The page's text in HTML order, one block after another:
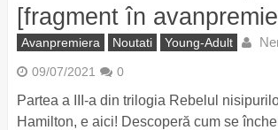
[fragment în
Avanpremiera Noutati Young-Adult
09/07/2021 0
Partea a III-a din trilogia Rebelul
Hamilton, e aici! Descoperă cum se